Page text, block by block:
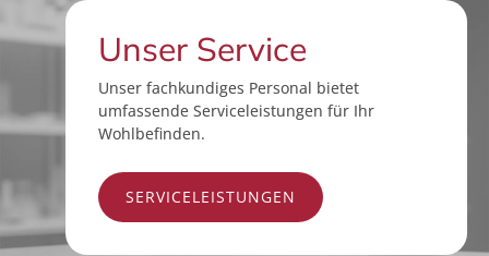
Unser Service
Unser fachkundiges Personal bietet
umfassende Serviceleistungen für Ihr
Wohlbefinden.
SERVICELEISTUNGEN